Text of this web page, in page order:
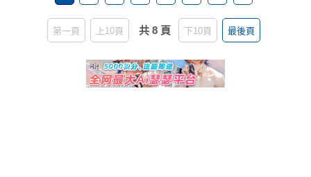
第一頁 上10頁 共 8 頁 下10頁 最後頁